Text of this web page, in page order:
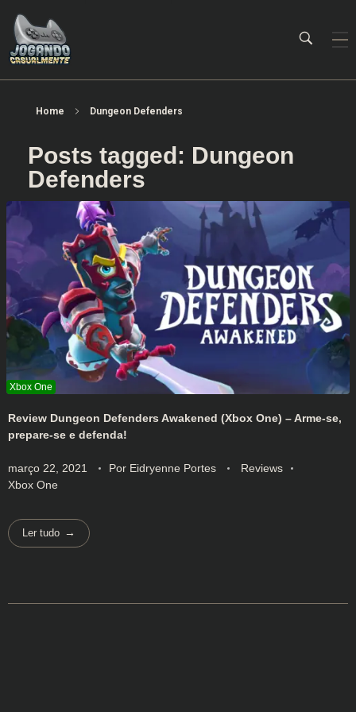
Home Dungeon Defenders
Posts tagged: Dungeon
Defenders
Review Dungeon Defenders Awakened (Xbox One) – Arme-se,
prepare-se e defenda!
março 22, 2021 Por Eidryenne Portes
Reviews
Xbox One
Ler tudo